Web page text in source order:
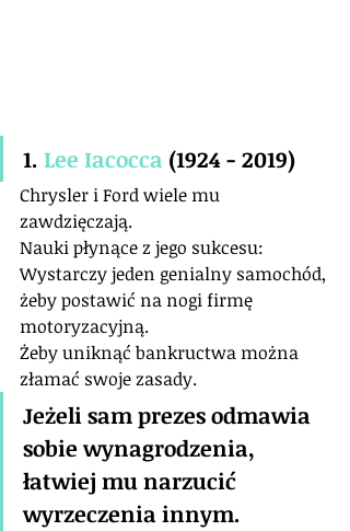
1. Lee Iacocca (1924 - 2019)
Chrysler i Ford wiele mu
zawdzięczają.
Nauki płynące z jego sukcesu:
Wystarczy jeden genialny samochód,
żeby postawić na nogi firmę
motoryzacyjną.
Żeby uniknąć bankructwa można
złamać swoje zasady.
Jeżeli sam prezes odmawia
sobie wynagrodzenia,
łatwiej mu narzucić
wyrzeczenia innym.